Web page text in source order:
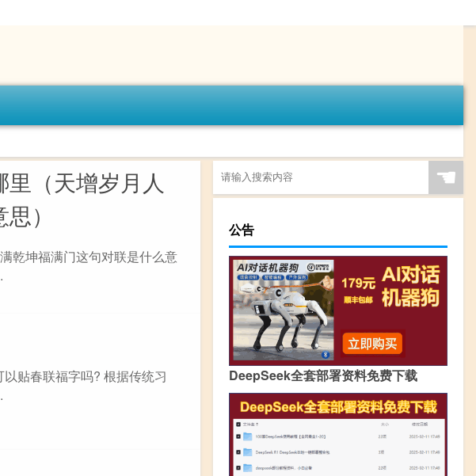
（天增岁月人
）
乾坤福满门这句对联是什么意
贴春联福字吗? 根据传统习
☚
公告
DeepSeek全套部署资料免费下载